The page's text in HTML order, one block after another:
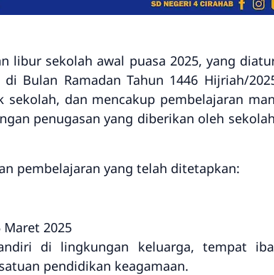
libur sekolah awal puasa 2025, yang
Bulan Ramadan Tahun 1446 Hijriah/
dan mencakup pembelajaran
penugasan yang diberikan oleh
pembelajaran yang telah ditetapkan:
2025
di lingkungan keluarga, tempat
pendidikan keagamaan.